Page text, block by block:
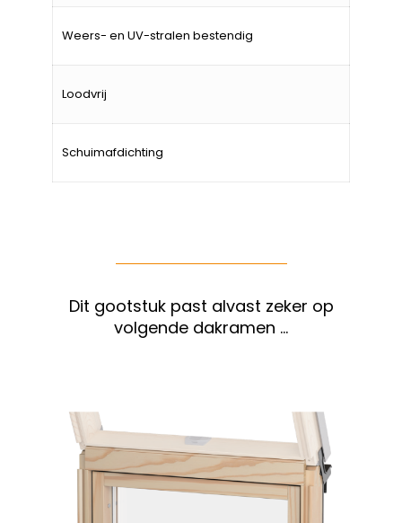
Weers- en UV-stralen bestendig
Loodvrij
Schuimafdichting
Dit gootstuk past alvast zeker op
volgende dakramen …